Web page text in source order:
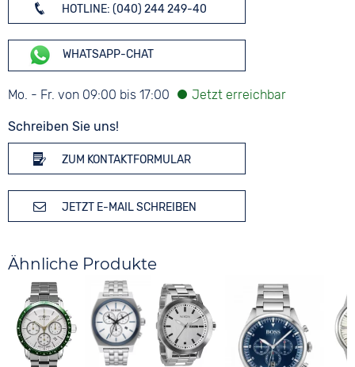
HOTLINE: (040) 244 249-40
WHATSAPP-CHAT
Mo. - Fr. von 09:00 bis 17:00
Schreiben Sie uns!
ZUM KONTAKTFORMULAR
JETZT E-MAIL SCHREIBEN
Ähnliche Produkte